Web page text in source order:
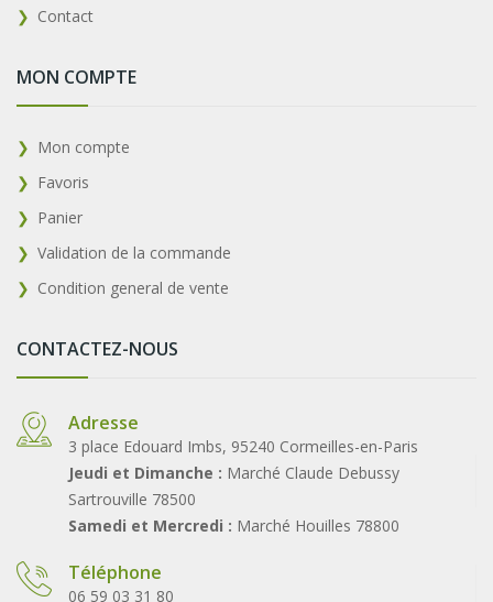
Contact
MON COMPTE
Mon compte
Favoris
Panier
Validation de la commande
Condition general de vente
CONTACTEZ-NOUS
Adresse
3 place Edouard Imbs, 95240 Cormeilles-en-Paris
Jeudi et Dimanche : Marché Claude Debussy
Sartrouville 78500
Samedi et Mercredi : Marché Houilles 78800
Téléphone
06 59 03 31 80